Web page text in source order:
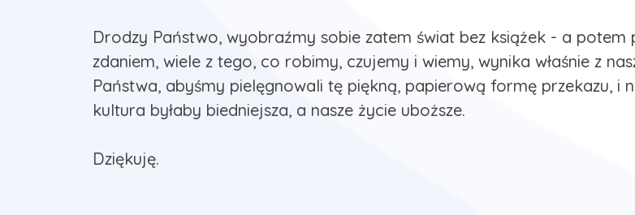
Drodzy Państwo, wyobraźmy sobie zatem świat bez książek - a
zdaniem, wiele z tego, co robimy, czujemy i wiemy, wynika właśnie z
Państwa, abyśmy pielęgnowali tę piękną, papierową formę przekazu, i
kultura byłaby biedniejsza, a nasze życie uboższe.
Dziękuję.